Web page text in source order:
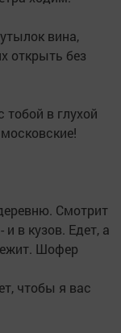
вина,
открыть без
в глухой
Смотрит
и в кузов. Едет, а
Шофер
чтобы я вас